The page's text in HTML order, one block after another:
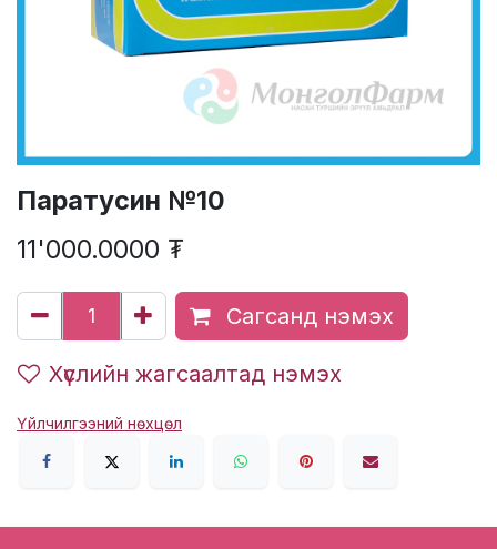
Паратусин №10
11'000.0000 ₮
Сагсанд нэмэх
Хүслийн жагсаалтад нэмэх
Үйлчилгээний нөхцөл